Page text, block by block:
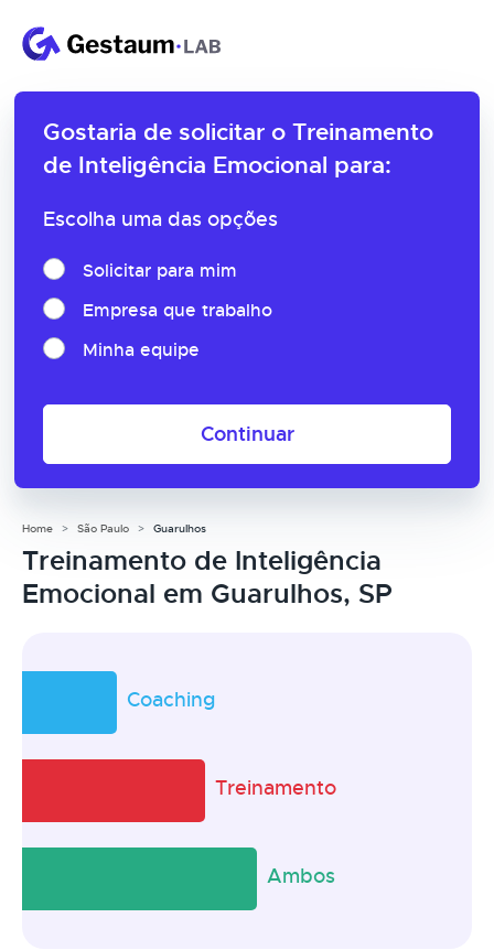
Gostaria de solicitar o Treinamento
de Inteligência Emocional para:
Escolha uma das opções
Solicitar para mim
Empresa que trabalho
Minha equipe
Continuar
Home São Paulo Guarulhos
Treinamento de Inteligência
Emocional em Guarulhos, SP